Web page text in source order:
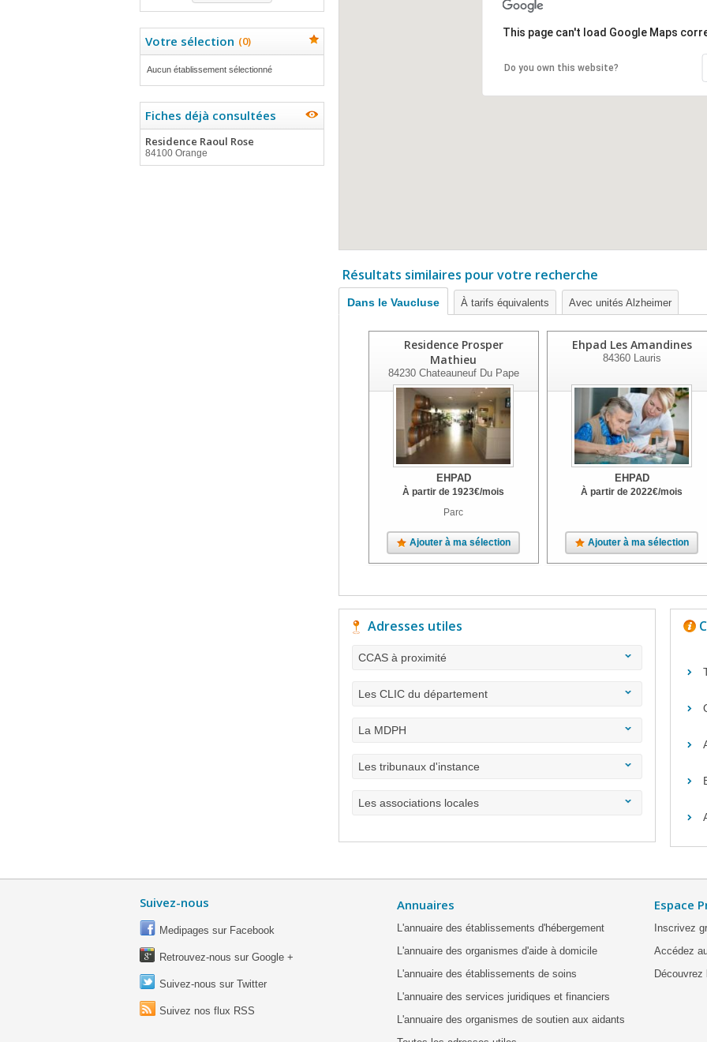
Votre sélection (0)
Aucun établissement sélectionné
Fiches déjà consultées
Residence Raoul Rose
84100 Orange
This page can't load Google Maps
Do you own this website?
Résultats similaires pour votre recherche
Dans le Vaucluse À tarifs équivalents Avec unités Alzheimer
Residence Prosper
Mathieu
84230Chateauneuf Du Pape
EHPAD
À partir de 1923€/mois
Parc
Ajouter à ma sélection
Ehpad Les Amandines
84360Lauris
EHPAD
À partir de2022€/mois
Ajouter à ma sélection
Adresses utiles
CCAS à proximité
Les CLIC du département
La MDPH
Les tribunaux d'instance
Les associations locales
Suivez-nous
Medipages sur Facebook
Retrouvez-nous sur Google +
Suivez-nous sur Twitter
Suivez nos flux RSS
Annuaires
L'annuaire des établissements d'hébergement
L'annuaire des organismes d'aide à domicile
L'annuaire des établissements de soins
L'annuaire des services juridiques et financiers
L'annuaire des organismes de soutien aux aidants
Espace
Inscrivez
Accédez